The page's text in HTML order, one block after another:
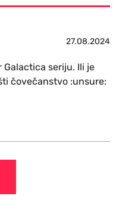
27.08.2024
seriju. Ili je
čovečanstvo :unsure: